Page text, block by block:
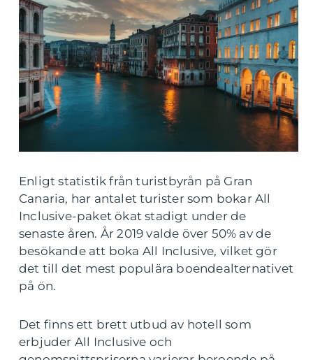
Enligt statistik från turistbyrån på Gran
Canaria, har antalet turister som bokar All
Inclusive-paket ökat stadigt under de
senaste åren. År 2019 valde över 50% av de
besökande att boka All Inclusive, vilket gör
det till det mest populära boendealternativet
på ön.
Det finns ett brett utbud av hotell som
erbjuder All Inclusive och